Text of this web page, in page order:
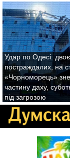
Удар по Одесі: двоє
постраждалих, на
«Чорноморець»
частину даху,
під загрозою